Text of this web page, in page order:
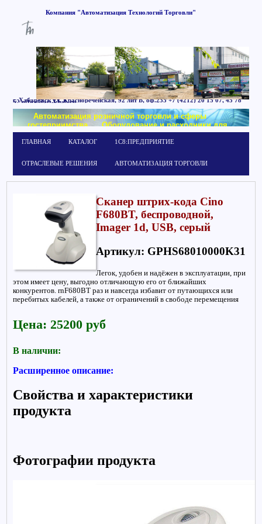
Компания "Автоматизация Технологий Торговли"
г. Хабаровскул. Краснореченская, 92 лит Б,оф.233+7 (4212) 20 15 07, 45 78
52office@att-khab.ru
Автоматизация розничной торговли и сферы
гостеприимства
Оборудование и расходники для
маркировки
Обучение работе в системе
1С:Предприятие
ГЛАВНАЯ КАТАЛОГ 1С8:ПРЕДПРИЯТИЕ
ОТРАСЛЕВЫЕ РЕШЕНИЯ АВТОМАТИЗАЦИЯ ТОРГОВЛИ
Сканер штрих-кода Cino
F680BT, беспроводной,
Imager 1d, USB, серый
Артикул: GPHS68010000K31
Легок, удобен и надёжен в эксплуатации, при
этом имеет цену, выгодно отличающую его от ближайших
конкурентов. rnF680BT раз и навсегда избавит от путающихся или
перебитых кабелей, а также от ограничений в свободе перемещения
Цена: 25200 руб
В наличии:
Расширенное описание:
Свойства и характеристики
продукта
Фотографии продукта